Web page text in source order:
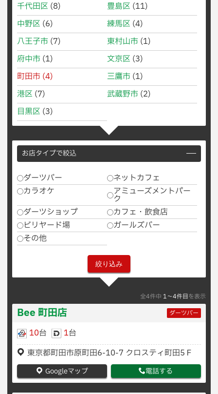
千代田区 (8) 豊島区 (11)
中野区 (6) 練馬区 (4)
八王子市 (7) 東村山市 (1)
府中市 (1) 文京区 (3)
町田市 (4) 三鷹市 (1)
港区 (7) 武蔵野市 (2)
目黒区 (3)
お店タイプで絞込
ダーツバー
ネットカフェ
カラオケ
アミューズメントパー
ク
ダーツショップ
カフェ・飲食店
ビリヤード場
ガールズバー
その他
全4件中 1〜4件目を表示
Bee 町田店 ダーツバー
10台 1台
東京都町田市原町田6-10-7 クロスティ町田5Ｆ
Googleマップ 電話する